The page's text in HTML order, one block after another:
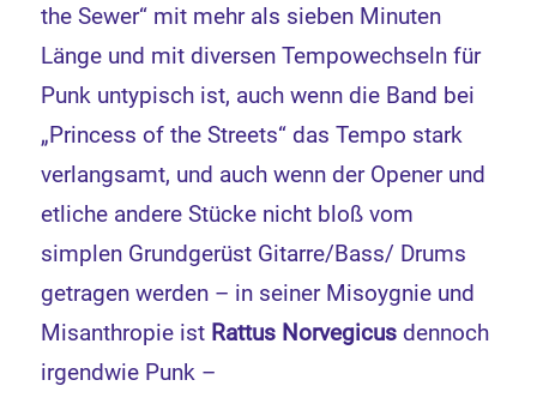
the Sewer“ mit mehr als sieben Minuten
Länge und mit diversen Tempowechseln für
Punk untypisch ist, auch wenn die Band bei
„Princess of the Streets“ das Tempo stark
verlangsamt, und auch wenn der Opener und
etliche andere Stücke nicht bloß vom
simplen Grundgerüst Gitarre/Bass/ Drums
getragen werden – in seiner Misoygnie und
Misanthropie ist Rattus Norvegicus dennoch
irgendwie Punk –